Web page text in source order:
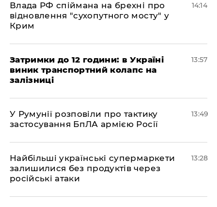
Влада РФ спіймана на брехні про
відновлення "сухопутного мосту" у
Крим
14:14
Затримки до 12 години: в Україні
виник транспортний колапс на
залізниці
13:57
У Румунії розповіли про тактику
застосування БпЛА армією Росії
13:49
Найбільші українські супермаркети
залишилися без продуктів через
російські атаки
13:28